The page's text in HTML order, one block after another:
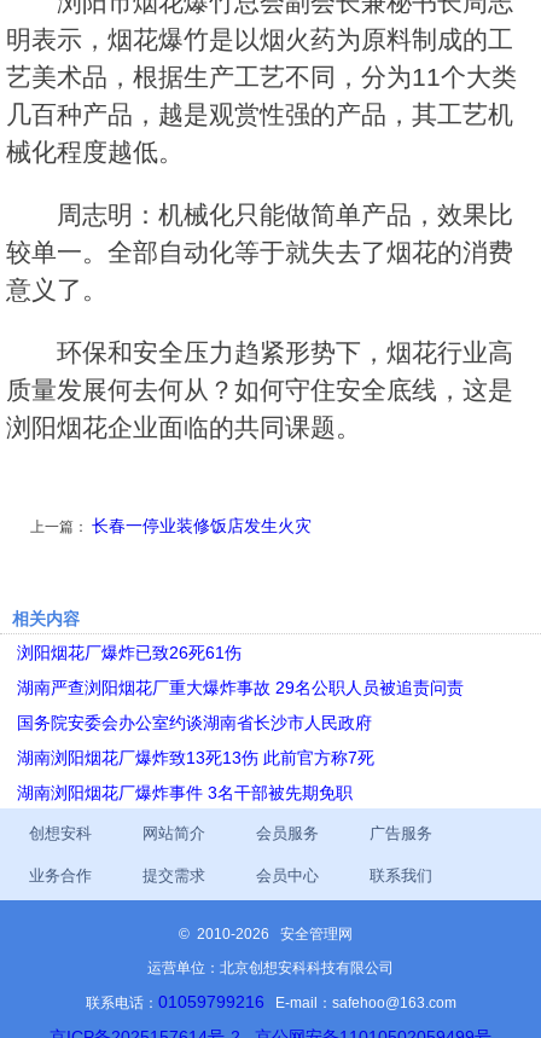
明表示，烟花爆竹是以烟火药为原料制成的工
艺美术品，根据生产工艺不同，分为11个大类
几百种产品，越是观赏性强的产品，其工艺机
械化程度越低。
周志明：机械化只能做简单产品，效果比
较单一。全部自动化等于就失去了烟花的消费
意义了。
环保和安全压力趋紧形势下，烟花行业高
质量发展何去何从？如何守住安全底线，这是
浏阳烟花企业面临的共同课题。
上一篇： 长春一停业装修饭店发生火灾
相关内容
浏阳烟花厂爆炸已致26死61伤
湖南严查浏阳烟花厂重大爆炸事故 29名公职人员被追责问责
国务院安委会办公室约谈湖南省长沙市人民政府
湖南浏阳烟花厂爆炸致13死13伤 此前官方称7死
湖南浏阳烟花厂爆炸事件 3名干部被先期免职
创想安科 网站简介 会员服务 广告服务
业务合作 提交需求 会员中心 联系我们
© 2010-2026 安全管理网
运营单位：北京创想安科科技有限公司
联系电话： 01059799216 E-mail：safehoo@163.com